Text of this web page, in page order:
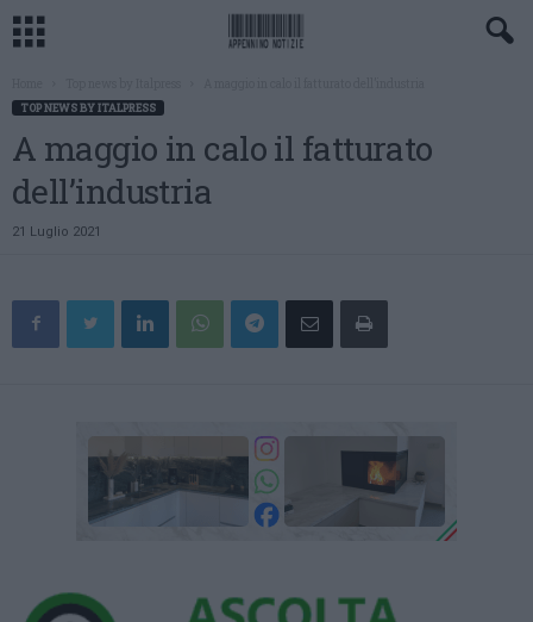
TOP NEWS BY ITALPRESS
A maggio in calo il fatturato
dell’industria
21 Luglio 2021